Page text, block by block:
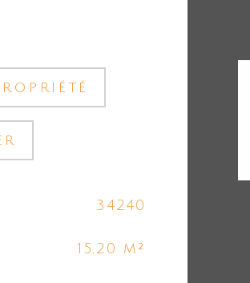
34240
15,20 m²